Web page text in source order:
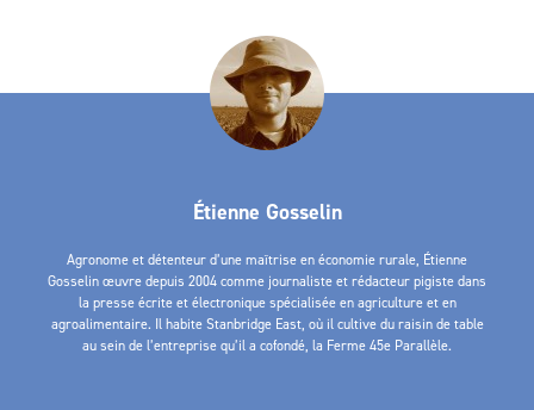
Étienne Gosselin
Agronome et détenteur d’une maîtrise en économie rurale, Étienne
Gosselin œuvre depuis 2004 comme journaliste et rédacteur pigiste dans
la presse écrite et électronique spécialisée en agriculture et en
agroalimentaire. Il habite Stanbridge East, où il cultive du raisin de table
au sein de l’entreprise qu’il a cofondé, la Ferme 45e Parallèle.